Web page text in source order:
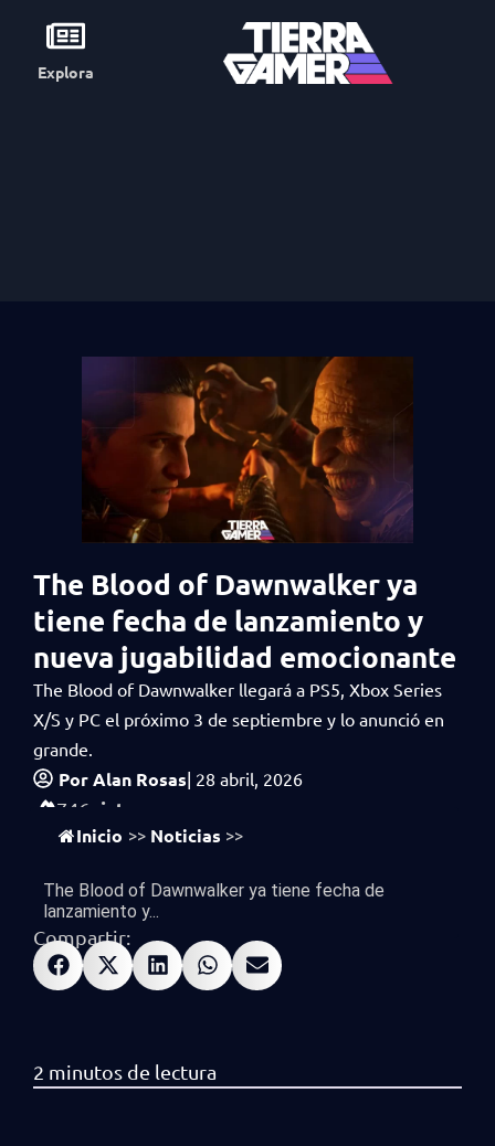
Explora
The Blood of Dawnwalker ya
tiene fecha de lanzamiento y
nueva jugabilidad emocionante
The Blood of Dawnwalker llegará a PS5, Xbox Series
X/S y PC el próximo 3 de septiembre y lo anunció en
grande.
PorAlan Rosas| 28 abril, 2026
746 vistas
Inicio >> Noticias >>
The Blood of Dawnwalker ya tiene fecha de
lanzamiento y...
Compartir: